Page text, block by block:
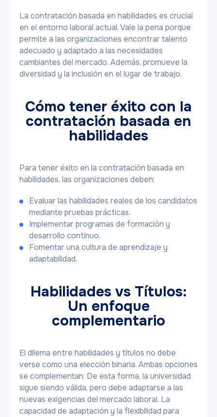
La contratación basada en habilidades es crucial
en el entorno laboral actual. Vale la pena porque
permite a las organizaciones encontrar talento
adecuado y adaptado a las necesidades
cambiantes del mercado. Además, promueve la
diversidad y la inclusión en el lugar de trabajo.
Cómo tener éxito con la
contratación basada en
habilidades
Para tener éxito en la contratación basada en
habilidades, las organizaciones deben:
Evaluar las habilidades reales de los candidatos
mediante pruebas prácticas.
Implementar programas de formación y
desarrollo continuo.
Fomentar una cultura de aprendizaje y
adaptabilidad.
Habilidades vs Títulos:
Un enfoque
complementario
El dilema entre habilidades y títulos no debe
verse como una elección binaria. Ambas opciones
se complementan. De esta forma, la universidad
sigue siendo válida, pero debe adaptarse a las
nuevas exigencias del mercado laboral. La
capacidad de adaptación y la flexibilidad para